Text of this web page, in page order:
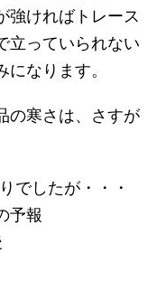
強ければトレース
立っていられない
なります。
の寒さは、さすが
でしたが・・・
予報